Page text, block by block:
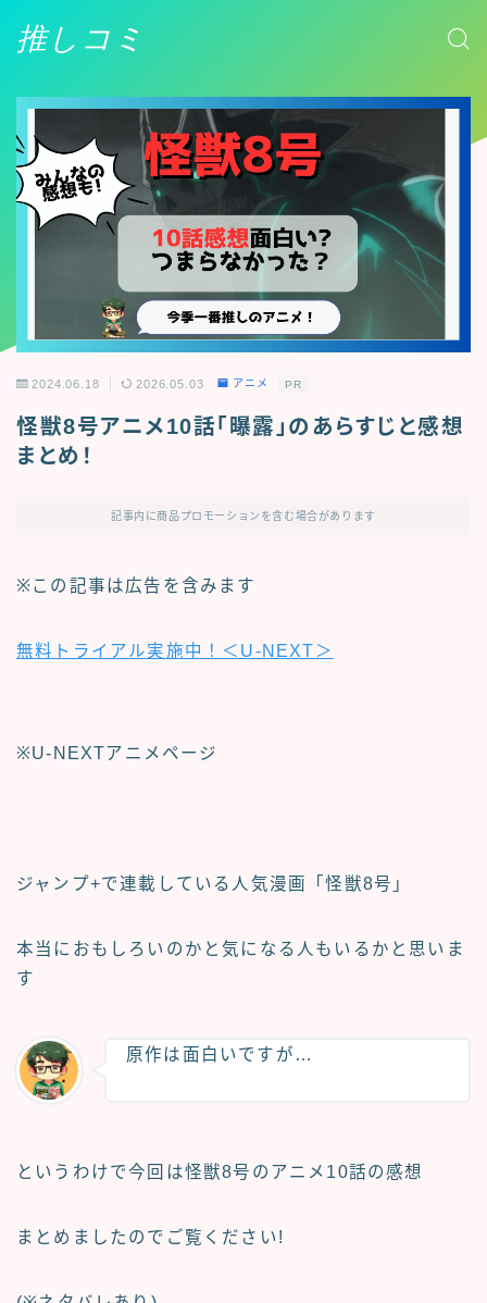
推しコミ
2024.06.18 2026.05.03 アニメ PR
怪獣8号アニメ10話「曝露」のあらすじと感想
まとめ！
記事内に商品プロモーションを含む場合があります
※この記事は広告を含みます
無料トライアル実施中！＜U-NEXT＞
※U-NEXTアニメページ
ジャンプ+で連載している人気漫画 「怪獣8号」
本当におもしろいのかと気になる人もいるかと思いま
す
原作は面白いですが…
というわけで今回は怪獣8号のアニメ 10話の感想
まとめましたのでご覧ください!